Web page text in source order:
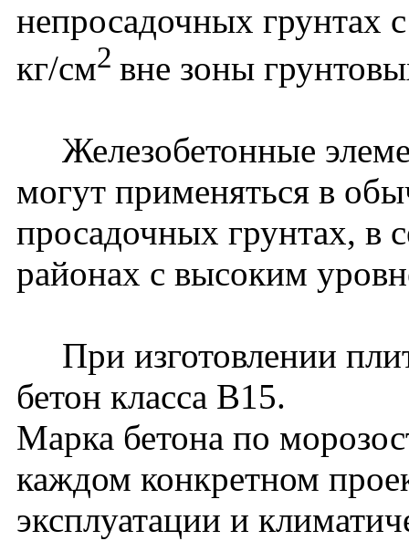
непросадочных грунтах
кг/см2 вне зоны
Железобетонные
могут применяться в
просадочных грунтах, в
районах с высоким
При изготовлении
бетон класса В15.
Марка бетона по
каждом конкретном
эксплуатации и